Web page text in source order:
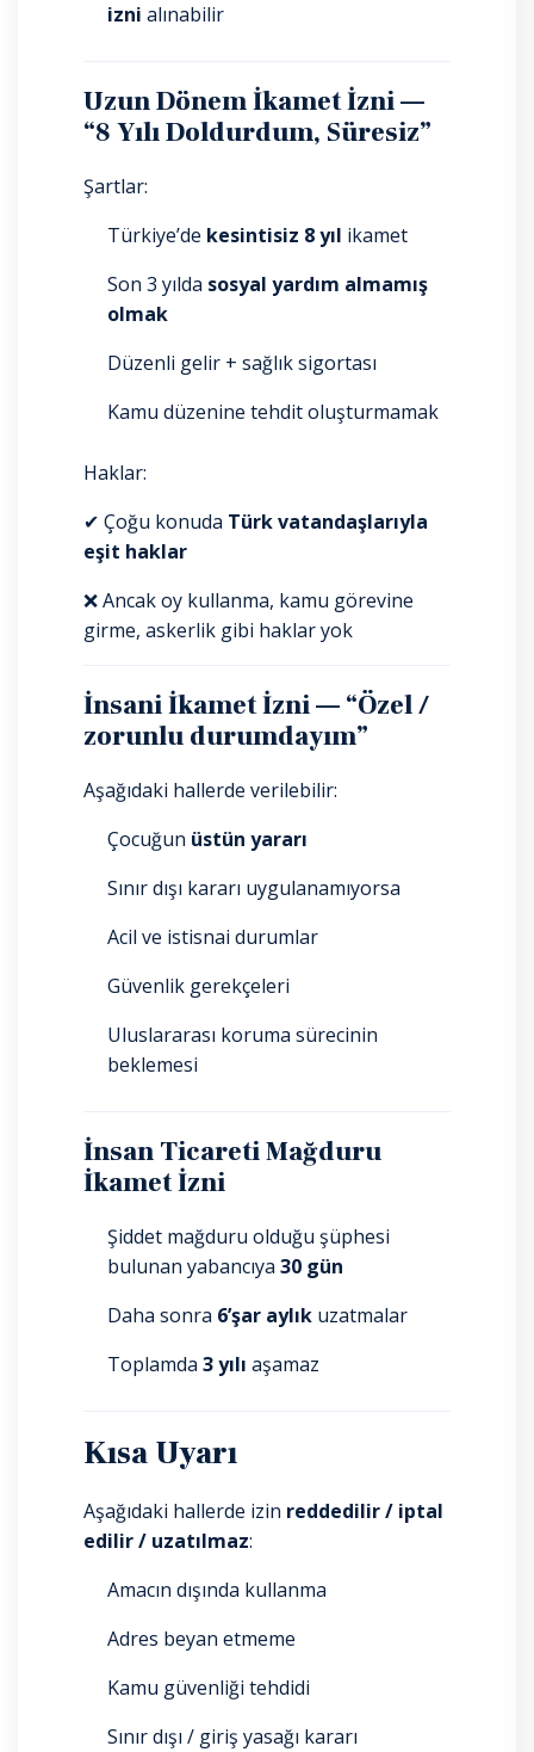
izni alınabilir
Uzun Dönem İkamet İzni —
“8 Yılı Doldurdum, Süresiz”
Şartlar:
Türkiye’de kesintisiz 8 yıl ikamet
Son 3 yılda sosyal yardım almamış
olmak
Düzenli gelir + sağlık sigortası
Kamu düzenine tehdit oluşturmamak
Haklar:
✔ Çoğu konuda Türk vatandaşlarıyla
eşit haklar
❌ Ancak oy kullanma, kamu görevine
girme, askerlik gibi haklar yok
İnsani İkamet İzni — “Özel /
zorunlu durumdayım”
Aşağıdaki hallerde verilebilir:
Çocuğun üstün yararı
Sınır dışı kararı uygulanamıyorsa
Acil ve istisnai durumlar
Güvenlik gerekçeleri
Uluslararası koruma sürecinin
beklemesi
İnsan Ticareti Mağduru
İkamet İzni
Şiddet mağduru olduğu şüphesi
bulunan yabancıya 30 gün
Daha sonra 6’şar aylık uzatmalar
Toplamda 3 yılı aşamaz
Kısa Uyarı
Aşağıdaki hallerde izin reddedilir / iptal
edilir / uzatılmaz:
Amacın dışında kullanma
Adres beyan etmeme
Kamu güvenliği tehdidi
Sınır dışı / giriş yasağı kararı